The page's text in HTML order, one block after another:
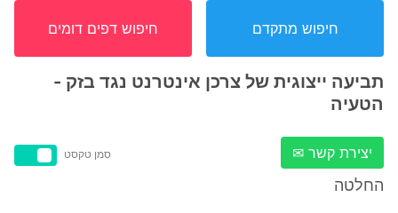
חיפוש מתקדם חיפוש דפים דומים
תביעה ייצוגית של צרכן אינטרנט נגד בזק -
הטעיה
יצירת קשר ✉ סמן טקסט
החלטה